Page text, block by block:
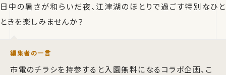
日中の暑さが和らいだ夜、江津湖のほとりで過ごす特別なひと
ときを楽しみませんか？
編集者の一言
市電のチラシを持参すると入園無料になるコラボ企画、こ